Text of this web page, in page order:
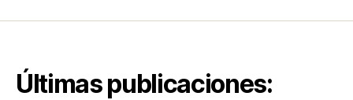
Últimas publicaciones: